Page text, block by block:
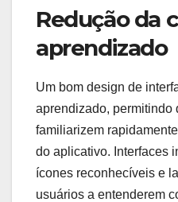
Redução da
aprendizado
Um bom design de
aprendizado, permitindo
familiarizem
do aplicativo. Interfaces
ícones reconhecíveis e
usuários a entenderem